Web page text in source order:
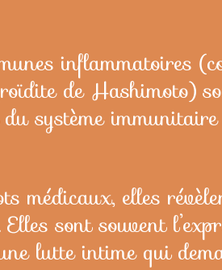
inflammatoires
de Hashimoto)
système
médicaux, elles
sont souvent
lutte intime qui